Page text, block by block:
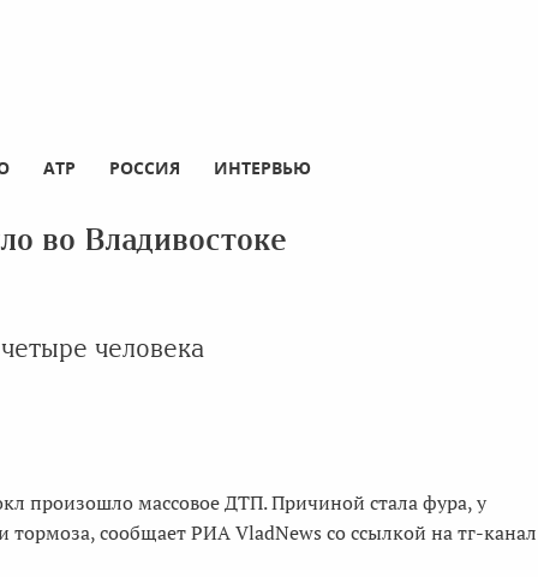
АТР РОССИЯ ИНТЕРВЬЮ
во Владивостоке
человека
произошло массовое ДТП. Причиной стала фура, у
сообщает РИА VladNews со ссылкой на тг-канал